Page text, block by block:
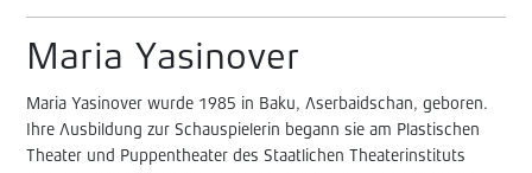
Maria Yasinover
Maria Yasinover wurde 1985 in Baku, Aserbaidschan, geboren.
Ihre Ausbildung zur Schauspielerin begann sie am Plastischen
Theater und Puppentheater des Staatlichen Theaterinstituts